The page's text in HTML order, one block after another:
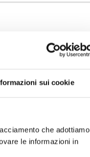
sui cookie
che adottiamo
le informazioni in